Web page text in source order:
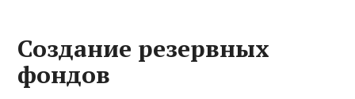
Создание резервных
фондов